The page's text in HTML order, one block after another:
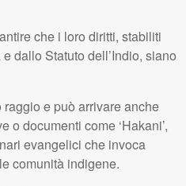
che i loro diritti, stabiliti
dallo Statuto dell’Indio, siano
raggio e può arrivare anche
o documenti come ‘Hakani’,
evangelici che invoca
comunità indigene.